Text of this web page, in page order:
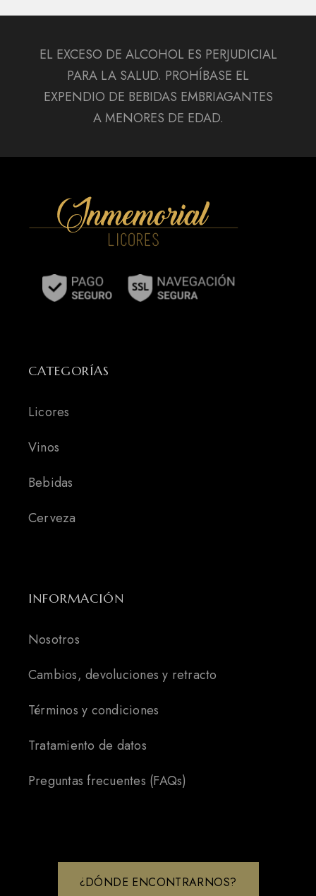
EL EXCESO DE ALCOHOL ES PERJUDICIAL
PARA LA SALUD. PROHÍBASE EL
EXPENDIO DE BEBIDAS EMBRIAGANTES
A MENORES DE EDAD.
CATEGORÍAS
Licores
Vinos
Bebidas
Cerveza
INFORMACIÓN
Nosotros
Cambios, devoluciones y retracto
Términos y condiciones
Tratamiento de datos
Preguntas frecuentes (FAQs)
¿DÓNDE ENCONTRARNOS?